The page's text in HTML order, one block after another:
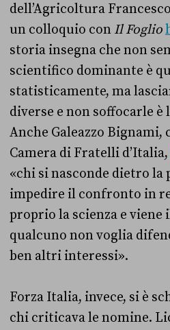
dell’Agricoltura
un colloquio con Il Foglio
storia insegna che non
scientifico dominante è
statisticamente, ma
diverse e non soffocarle è
Anche Galeazzo Bignami,
Camera di Fratelli d’Italia,
«chi si nasconde dietro la
impedire il confronto in
proprio la scienza e viene
qualcuno non voglia
ben altri interessi».
Forza Italia, invece, si è
chi criticava le nomine.